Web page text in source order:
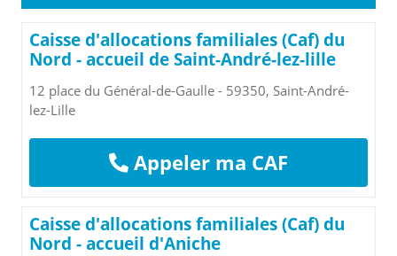
Caisse d'allocations familiales (Caf) du
Nord - accueil de Saint-André-lez-lille
12 place du Général-de-Gaulle - 59350, Saint-André-
lez-Lille
Appeler ma CAF
Caisse d'allocations familiales (Caf) du
Nord - accueil d'Aniche